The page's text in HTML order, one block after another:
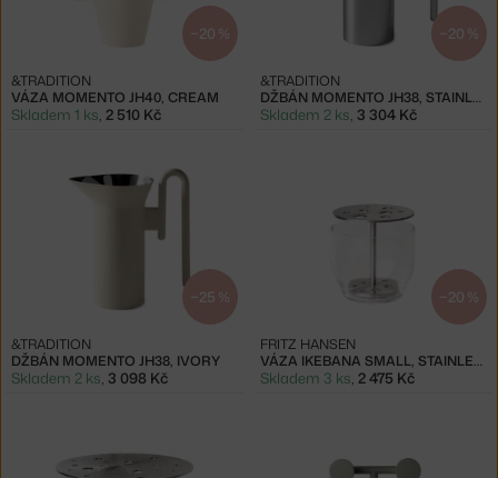
−20 %
VÁZA MOMENTO JH40, CREAM
&TRADITION
Skladem 1 ks, 2 510 Kč
−20 %
DŽBÁN MOMENTO JH38, STAINLESS STEEL
&TRADITION
Skladem 2 ks, 3 304 Kč
−25 %
DŽBÁN MOMENTO JH38, IVORY
&TRADITION
Skladem 2 ks 3 098 Kč
−20 %
VÁZA IKEBANA SMALL, STAINLESS STEEL
FRITZ HANSEN
Skladem 3 ks 2 475 Kč